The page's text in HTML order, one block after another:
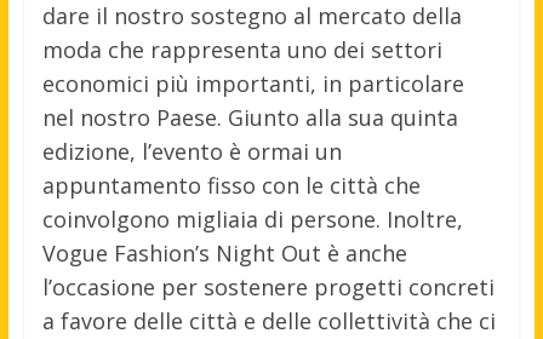
dare il nostro sostegno al mercato della
moda che rappresenta uno dei settori
economici più importanti, in particolare
nel nostro Paese. Giunto alla sua quinta
edizione, l’evento è ormai un
appuntamento fisso con le città che
coinvolgono migliaia di persone. Inoltre,
Vogue Fashion’s Night Out è anche
l’occasione per sostenere progetti concreti
a favore delle città e delle collettività che ci